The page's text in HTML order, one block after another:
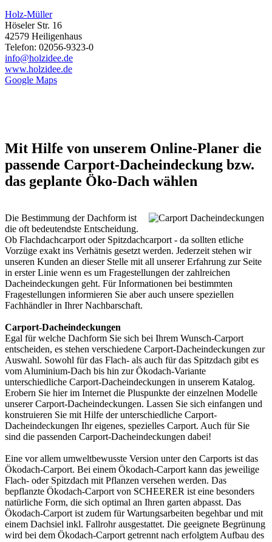
Holz-Müller
Höseler Str. 16
42579 Heiligenhaus
Telefon: 02056-9323-0
info@holzidee.de
www.holzidee.de
Google Maps
Mit Hilfe von unserem Online-Planer die
passende Carport-Dacheindeckung bzw.
das geplante Öko-Dach wählen
Die Bestimmung der Dachform ist
die oft bedeutendste Entscheidung.
Ob Flachdachcarport oder Spitzdachcarport - da sollten etliche
Vorzüge exakt ins Verhätnis gesetzt werden. Jederzeit stehen wir
unseren Kunden an dieser Stelle mit all unserer Erfahrung zur Seite
in erster Linie wenn es um Fragestellungen der zahlreichen
Dacheindeckungen geht. Für Informationen bei bestimmten
Fragestellungen informieren Sie aber auch unsere speziellen
Fachhändler in Ihrer Nachbarschaft.
Carport-Dacheindeckungen
Egal für welche Dachform Sie sich bei Ihrem Wunsch-Carport
entscheiden, es stehen verschiedene Carport-Dacheindeckungen zur
Auswahl. Sowohl für das Flach- als auch für das Spitzdach gibt es
vom Aluminium-Dach bis hin zur Ökodach-Variante
unterschiedliche Carport-Dacheindeckungen in unserem Katalog.
Erobern Sie hier im Internet die Pluspunkte der einzelnen Modelle
unserer Carport-Dacheindeckungen. Lassen Sie sich einfangen und
konstruieren Sie mit Hilfe der unterschiedliche Carport-
Dacheindeckungen Ihr eigenes, spezielles Carport. Auch für Sie
sind die passenden Carport-Dacheindeckungen dabei!
Eine vor allem umweltbewusste Version unter den Carports ist das
Ökodach-Carport. Bei einem Ökodach-Carport kann das jeweilige
Flach- oder Spitzdach mit Pflanzen versehen werden. Das
bepflanzte Ökodach-Carport von SCHEERER ist eine besonders
natürliche Form, die sich optimal an Ihren garten abpasst. Das
Ökodach-Carport ist zudem für Wartungsarbeiten begehbar und mit
einem Dachsiel inkl. Fallrohr ausgestattet. Die geeignete Begrünung
wird bei dem Ökodach-Carport getrennt nach erfolgtem Aufbau des